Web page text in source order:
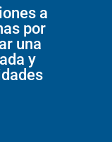
a
por
una
y